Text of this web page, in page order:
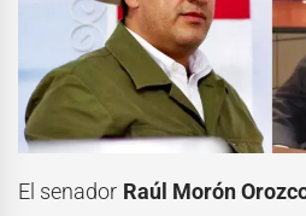
El senador Raúl Morón